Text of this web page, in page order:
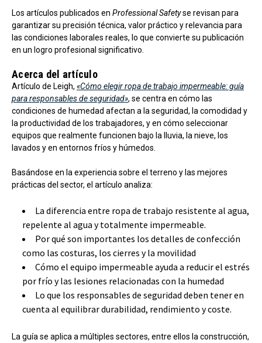
Los artículos publicados en Professional Safetyse revisan para
garantizar su precisión técnica, valor práctico y relevancia para
las condiciones laborales reales, lo que convierte su publicación
en un logro profesional significativo.
Acerca del artículo
Artículo de Leigh, «Cómo elegir ropa de trabajo impermeable: guía
para responsables de seguridad», se centra en cómo las
condiciones de humedad afectan a la seguridad, la comodidad y
la productividad de los trabajadores, y en cómo seleccionar
equipos que realmente funcionen bajo la lluvia, la nieve, los
lavados y en entornos fríos y húmedos.
Basándose en la experiencia sobre el terreno y las mejores
prácticas del sector, el artículo analiza:
La diferencia entre ropa de trabajo resistente al agua,
repelente al agua y totalmente impermeable.
Por qué son importantes los detalles de confección
como las costuras, los cierres y la movilidad
Cómo el equipo impermeable ayuda a reducir el estrés
por frío y las lesiones relacionadas con la humedad
Lo que los responsables de seguridad deben tener en
cuenta al equilibrar durabilidad, rendimiento y coste.
La guía se aplica a múltiples sectores, entre ellos la construcción,